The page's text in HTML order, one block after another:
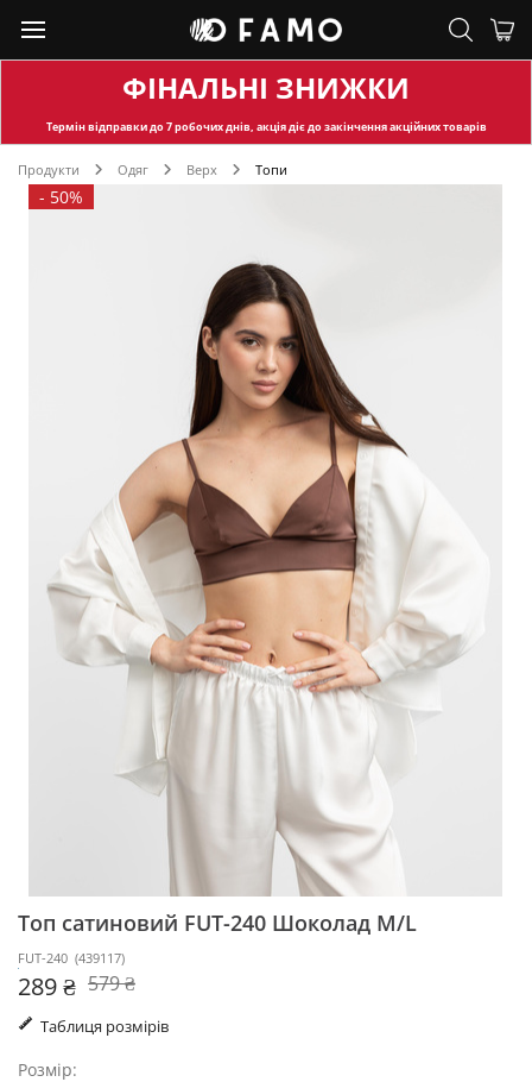
ФІНАЛЬНІ ЗНИЖКИ
Термін відправкидо 7 робочих днів, акція діє до закінчення акційних товарів
Продукти Одяг Верх Топи
- 50%
Топ сатиновий FUT-240 Шоколад M/L
FUT-240 (439117)
289 ₴ 579 ₴
Таблиця розмірів
Розмір: